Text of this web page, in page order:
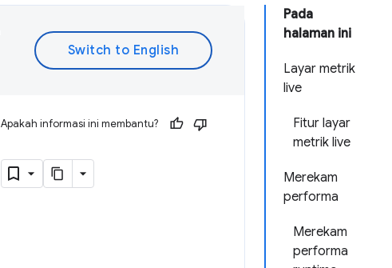
Pada
halaman ini
Layar metrik
live
Fitur layar
metrik live
Merekam
performa
Merekam
performa
Apakah informasi ini membantu?